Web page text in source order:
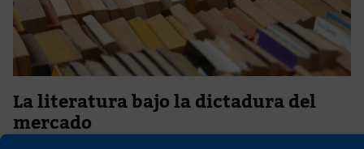
La literatura bajo la dictadura del
mercado